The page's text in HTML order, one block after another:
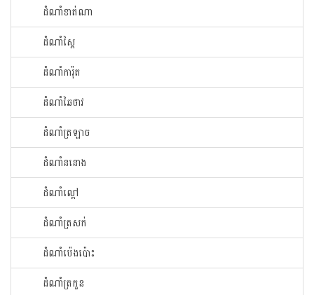
ដំណាំ​ខាត់ណា
ដំណាំ​ស្ពៃ​
ដំណាំ​ការ៉ុត
ដំណាំ​ឆៃ​ថាវ​
ដំណាំ​ត្រឡាច
ដំណាំ​ននោង​
ដំណាំ​ល្ពៅ​
ដំណាំ​ត្រសក់
ដំណាំ​ប៉េង​ប៉ោះ​
ដំណាំ​ត្រកួន